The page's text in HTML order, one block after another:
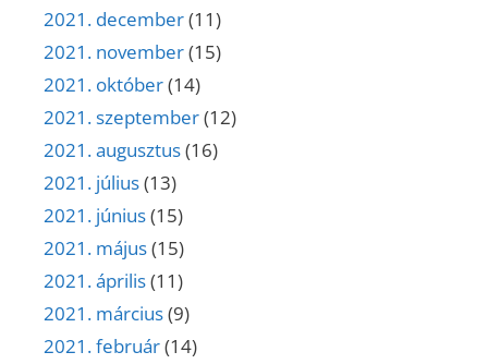
2021. december(11)
2021. november(15)
2021. október(14)
2021. szeptember(12)
2021. augusztus(16)
2021. július(13)
2021. június(15)
2021. május(15)
2021. április(11)
2021. március(9)
2021. február(14)